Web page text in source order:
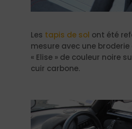
Les tapis de sol ont été
mesure avec une
« Elise » de couleur noire
cuir carbone.